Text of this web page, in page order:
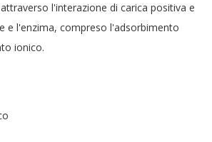
l'interazione di carica positiva e
e l'enzima, compreso l'adsorbimento
ionico.